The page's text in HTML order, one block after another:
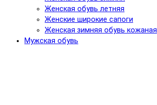
Женская обувь летняя
Женские широкие сапоги
Женская зимняя обувь кожаная
Мужская обувь